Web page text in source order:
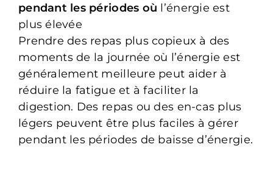
pendant les périodes où l’énergie est
plus élevée
Prendre des repas plus copieux à des
moments de la journée où l’énergie est
généralement meilleure peut aider à
réduire la fatigue et à faciliter la
digestion. Des repas ou des en-cas plus
légers peuvent être plus faciles à gérer
pendant les périodes de baisse d’énergie.